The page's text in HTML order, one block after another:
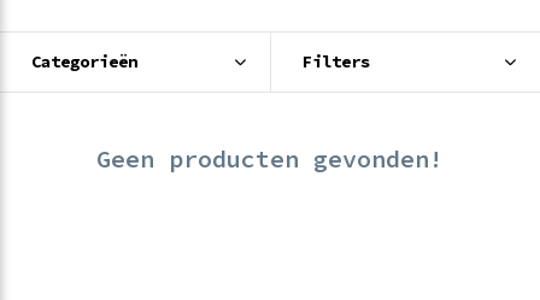
Categorieën Filters
Geen producten gevonden!